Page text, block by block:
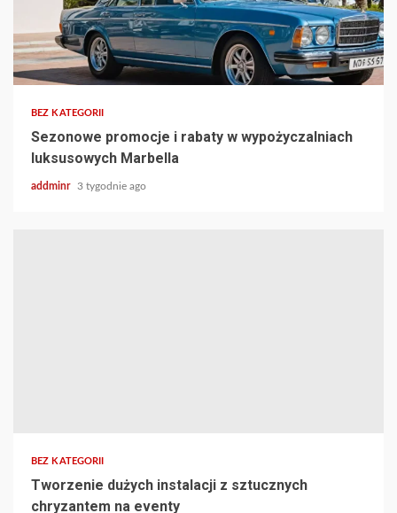
BEZ KATEGORII
Sezonowe promocje i rabaty w wypożyczalniach
luksusowych Marbella
addminr 3 tygodnie ago
BEZ KATEGORII
Tworzenie dużych instalacji z sztucznych
chryzantem na eventy